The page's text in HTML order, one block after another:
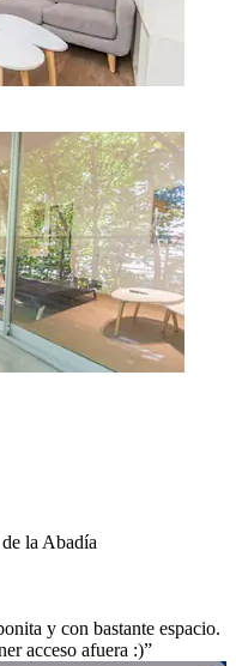
la Abadía
y con bastante espacio.
acceso afuera :)”